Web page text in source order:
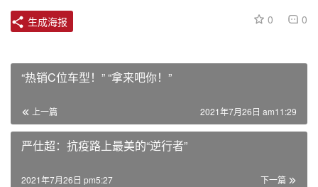
0 0
生成海报
“热销C位车型！” “拿来吧你！”
上一篇 2021年7月26日 am11:29
严仕超：抗疫路上最美的“逆行者”
下一篇
2021年7月26日 pm5:27